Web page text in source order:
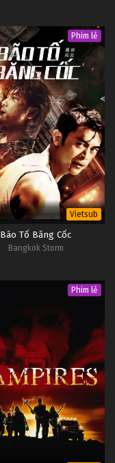
Phim lẻ
Vietsub
Bão Tố Băng Cốc
Bangkok Storm
Phim lẻ